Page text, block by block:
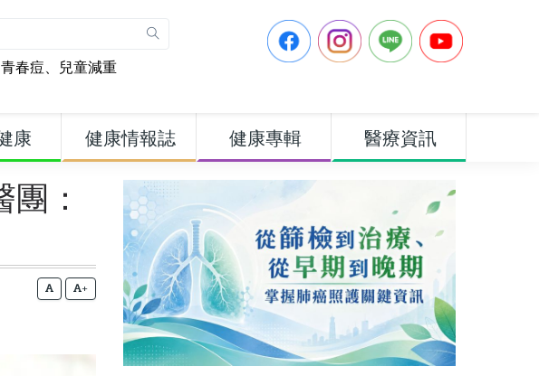
青春痘、 兒童減重
康 健康情報誌 健康專輯 醫療資訊
：
+